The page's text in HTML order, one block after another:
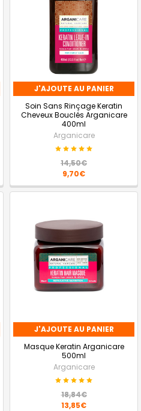
J'AJOUTE AU PANIER
Soin Sans Rinçage Keratin
Cheveux Bouclés Arganicare
400ml
Arganicare
14,50€
9,70€
J'AJOUTE AU PANIER
Masque Keratin Arganicare
500ml
Arganicare
18,84€
13,85€